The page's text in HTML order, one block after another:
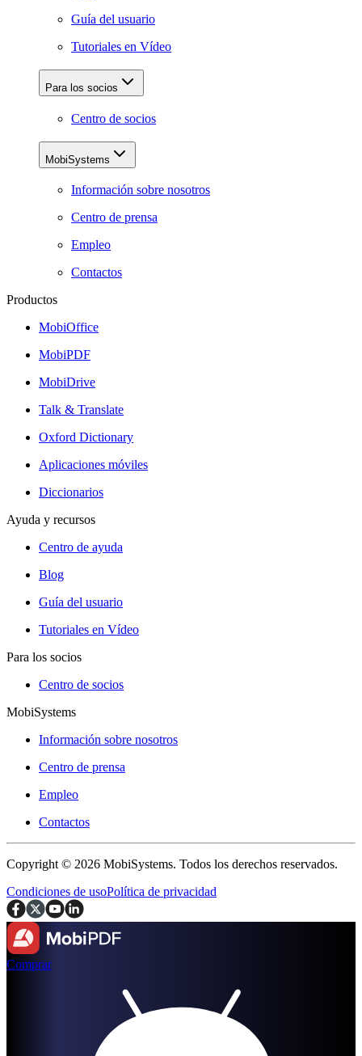
Guía del usuario
Tutoriales en Vídeo
Para los socios
Centro de socios
MobiSystems
Información sobre nosotros
Centro de prensa
Empleo
Contactos
Productos
MobiOffice
MobiPDF
MobiDrive
Talk & Translate
Oxford Dictionary
Aplicaciones móviles
Diccionarios
Ayuda y recursos
Centro de ayuda
Blog
Guía del usuario
Tutoriales en Vídeo
Para los socios
Centro de socios
MobiSystems
Información sobre nosotros
Centro de prensa
Empleo
Contactos
Copyright © 2026 MobiSystems. Todos los derechos reservados.
Condiciones de usoPolítica de privacidad
Comprar